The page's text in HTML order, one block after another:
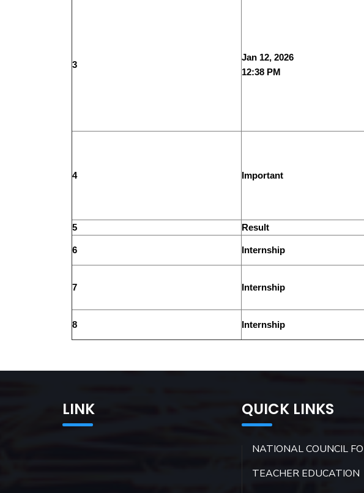
3
Jan 12, 2026
12:38 PM
4 Important
5 Result
6 Internship
7 Internship
8 Internship
LINK QUICK LINKS
NATIONAL COUNCIL
TEACHER EDUCATION